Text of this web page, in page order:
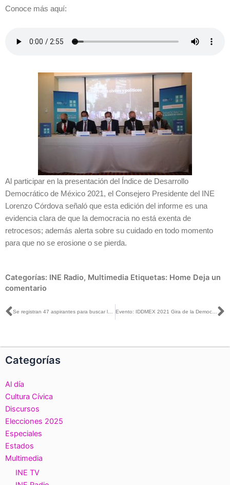
Conoce más aquí:
Al participar en la presentación del Índice de Desarrollo
Democrático de México 2021, el Consejero Presidente del INE
Lorenzo Córdova señaló que esta edición del informe es una
evidencia clara de que la democracia no está exenta de
retrocesos; además alerta sobre su cuidado en todo momento
para que no se erosione o se pierda.
Categorías: INE Radio, Multimedia Etiquetas: Home Deja un
comentario
Ant Evento: IDDMEX 2021 Gira de la Democracia.
Categorías
Al día
Cultura Cívica
Discursos
Elecciones 2025
Especiales
Estados
Multimedia
INE TV